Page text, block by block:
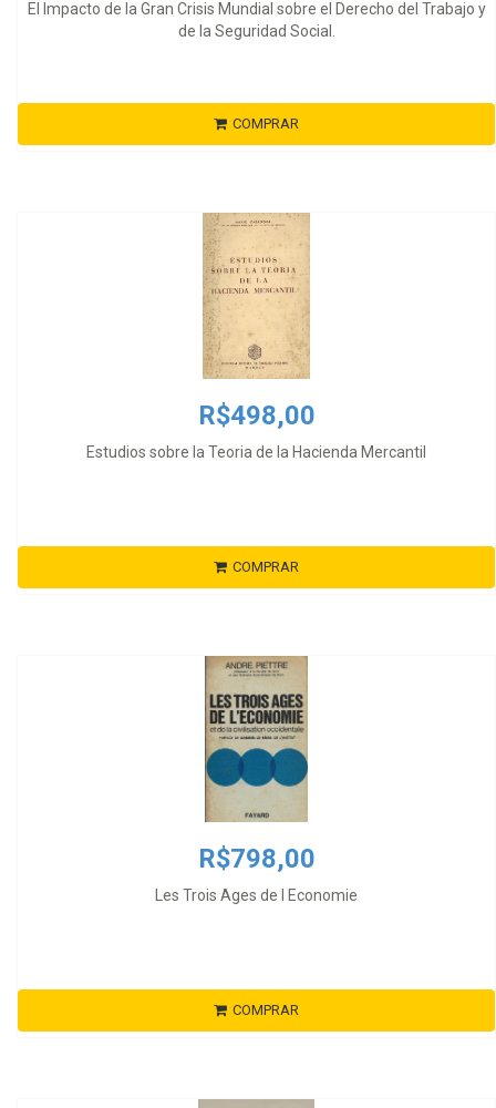
El Impacto de la Gran Crisis Mundial sobre el Derecho del Trabajo y
de la Seguridad Social.
COMPRAR
R$498,00
Estudios sobre la Teoria de la Hacienda Mercantil
COMPRAR
R$798,00
Les Trois Ages de l Economie
COMPRAR